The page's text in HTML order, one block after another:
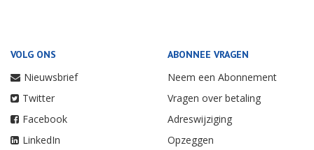
VOLG ONS
Nieuwsbrief
Twitter
Facebook
LinkedIn
ABONNEE VRAGEN
Neem een Abonnement
Vragen over betaling
Adreswijziging
Opzeggen